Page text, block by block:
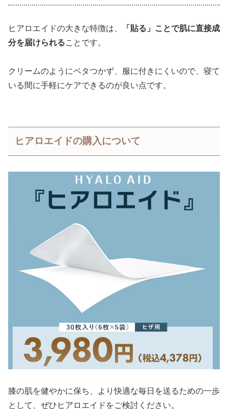
ヒアロエイドの大きな特徴は、
「貼る」ことで肌に直接成
分を届けられることです。
クリームのようにベタつかず、服に付きにくいので、寝て
いる間に手軽にケアできるのが良い点です。
ヒアロエイドの購入について
膝の肌を健やかに保ち、より快適な毎日を送るための一歩
として、ぜひヒアロエイドをご検討ください。